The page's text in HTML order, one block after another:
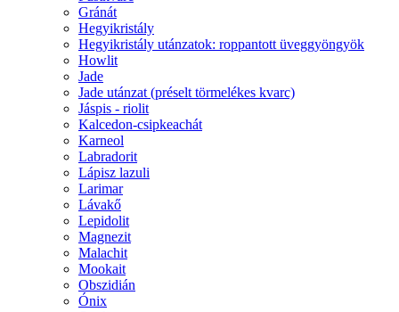
Gránát
Hegyikristály
Hegyikristály utánzatok: roppantott üveggyöngyök
Howlit
Jade
Jade utánzat (préselt törmelékes kvarc)
Jáspis - riolit
Kalcedon-csipkeachát
Karneol
Labradorit
Lápisz lazuli
Larimar
Lávakő
Lepidolit
Magnezit
Malachit
Mookait
Obszidián
Ónix